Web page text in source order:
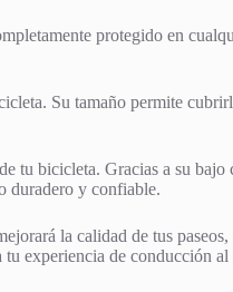
protegido en
Su tamaño permite
tu bicicleta. Gracias a su
duradero y confiable.
la calidad de tus
experiencia de conducción